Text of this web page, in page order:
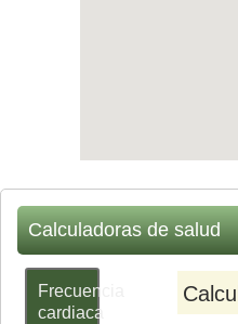
Calculadoras de salud
Frecuencia
cardiaca